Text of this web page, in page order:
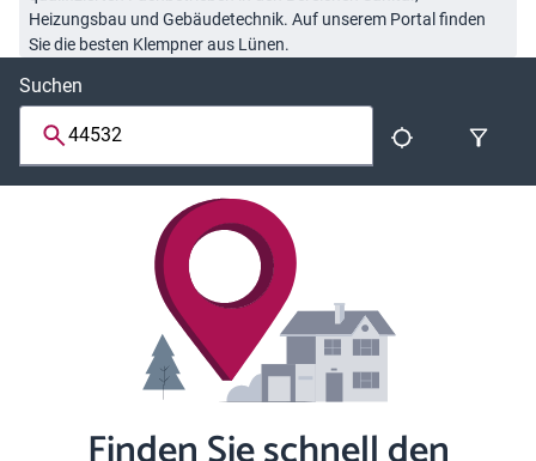
Heizungsbau und Gebäudetechnik. Auf unserem Portal finden
Sie die besten Klempner aus Lünen.
Suchen